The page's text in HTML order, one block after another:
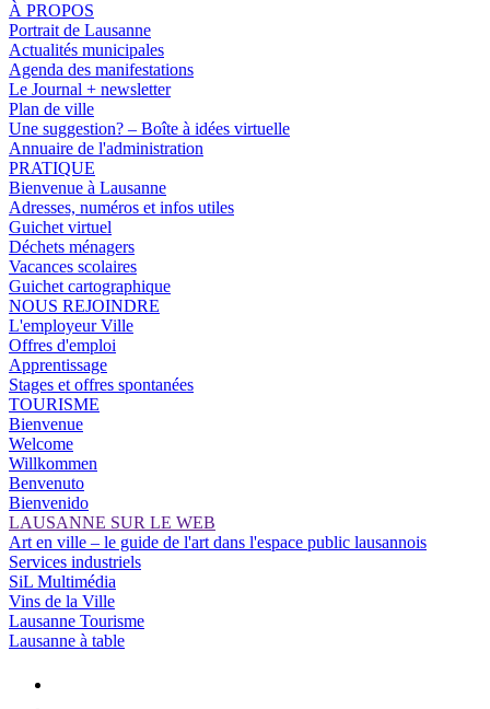
À PROPOS
Portrait de Lausanne
Actualités municipales
Agenda des manifestations
Le Journal + newsletter
Plan de ville
Une suggestion? – Boîte à idées virtuelle
Annuaire de l'administration
PRATIQUE
Bienvenue à Lausanne
Adresses, numéros et infos utiles
Guichet virtuel
Déchets ménagers
Vacances scolaires
Guichet cartographique
NOUS REJOINDRE
L'employeur Ville
Offres d'emploi
Apprentissage
Stages et offres spontanées
TOURISME
Bienvenue
Welcome
Willkommen
Benvenuto
Bienvenido
LAUSANNE SUR LE WEB
Art en ville – le guide de l'art dans l'espace public lausannois
Services industriels
SiL Multimédia
Vins de la Ville
Lausanne Tourisme
Lausanne à table